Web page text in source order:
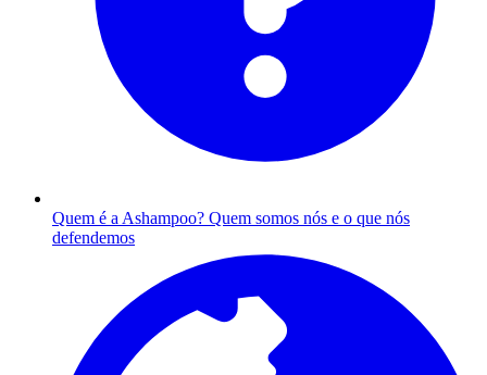
Quem é a Ashampoo? Quem somos nós e o que nós
defendemos